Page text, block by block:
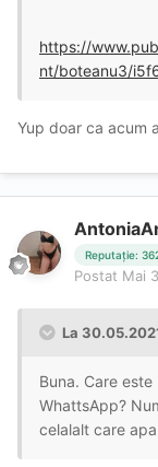
https://
nt/boteanu3/
Yup doar ca acum
Reputație:
Postat Mai
La
Buna. Care
WhattsApp?
celalalt care